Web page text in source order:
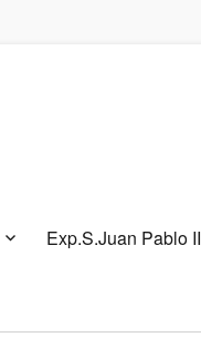
Exp.S.Juan Pablo II